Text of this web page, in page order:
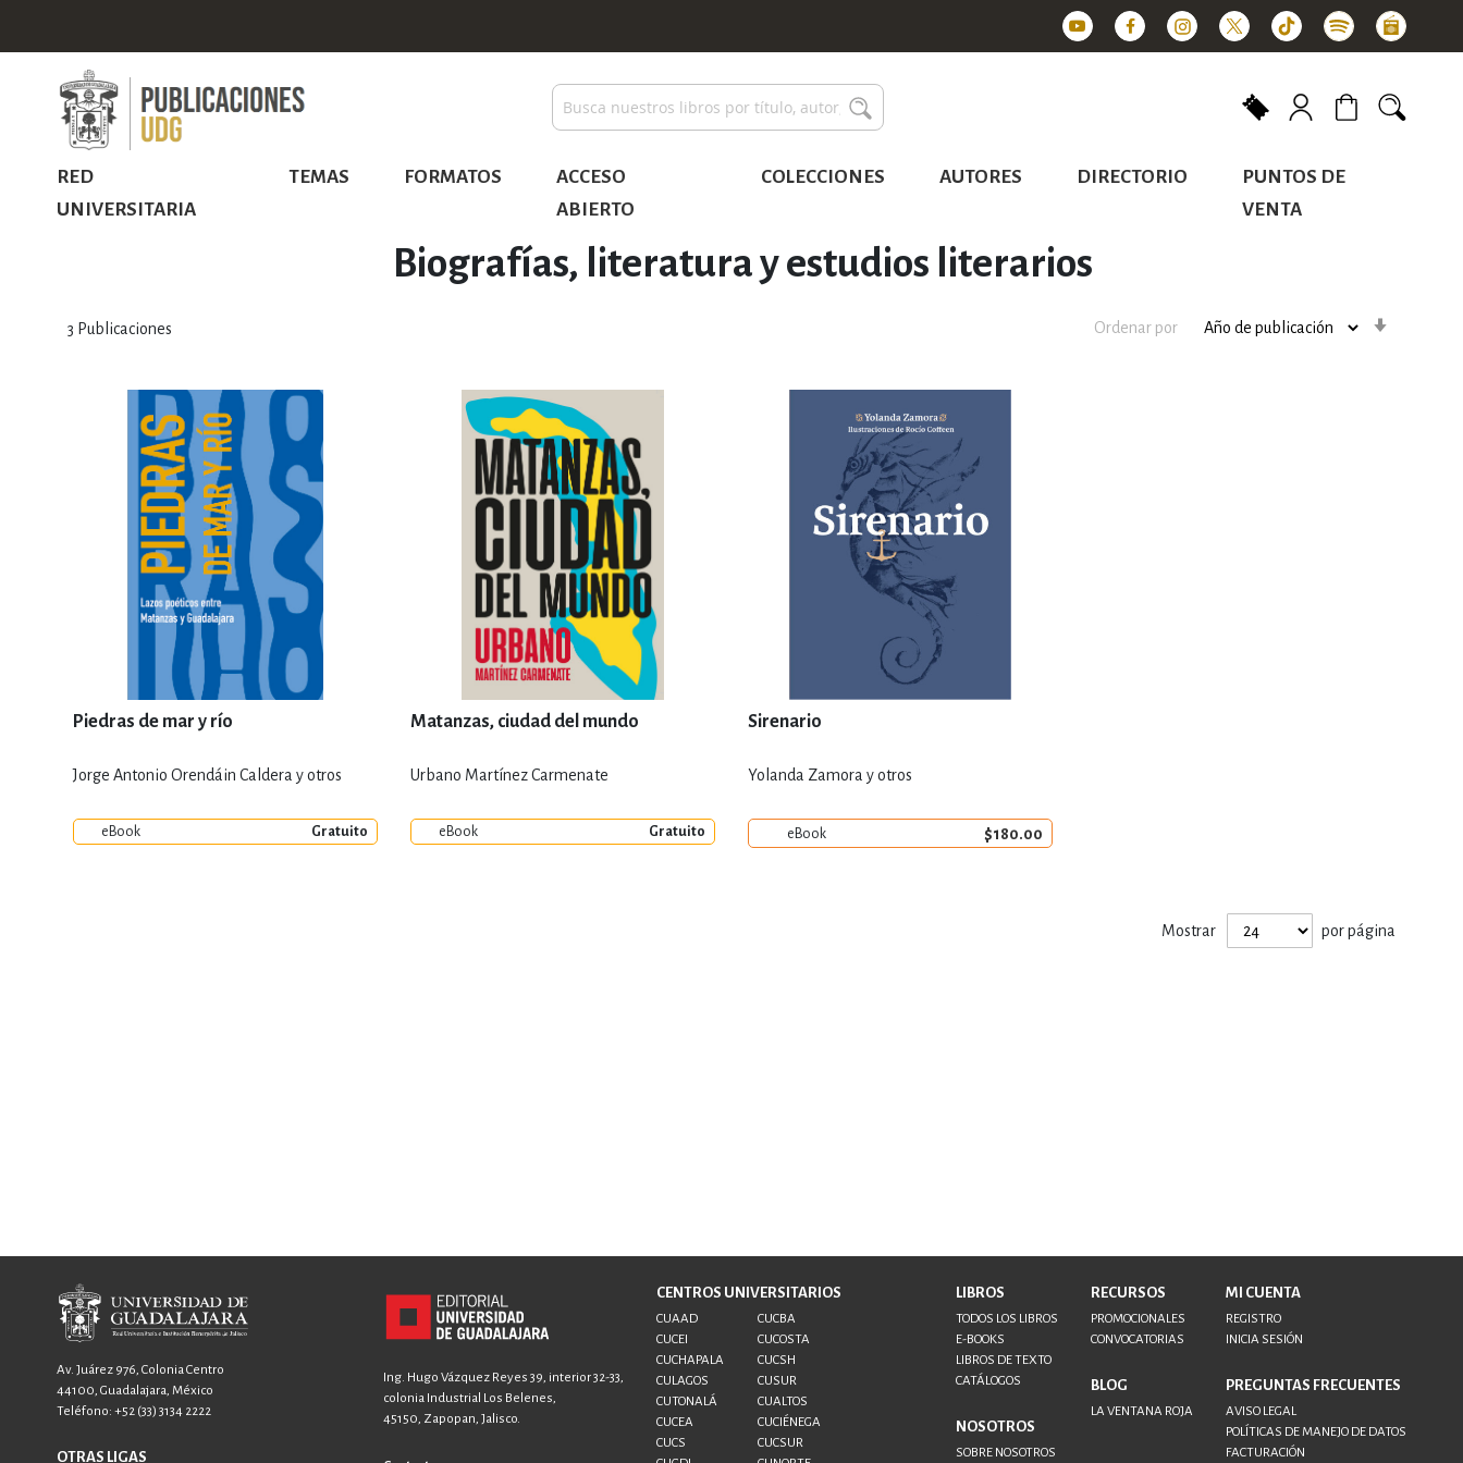
Buscar
RED
UNIVERSITARIA
TEMAS FORMATOS
ACCESO
ABIERTO
COLECCIONES AUTORES DIRECTORIO
PUNTOS DE
VENTA
Biografías, literatura y estudios literarios
3 Publicaciones Ordenar por
Piedras de mar y río
Jorge Antonio Orendáin Caldera y otros
eBook Gratuito
Matanzas, ciudad del mundo
Urbano Martínez Carmenate
eBook Gratuito
Sirenario
Yolanda Zamora y otros
eBook $180.00
Mostrar por página
Av. Juárez 976, Colonia Centro
44100, Guadalajara, México
Teléfono: +52 (33) 3134 2222
OTRAS LIGAS
Ing. Hugo Vázquez Reyes 39, interior 32-33,
colonia Industrial Los Belenes,
45150, Zapopan, Jalisco.
CENTROS UNIVERSITARIOS
CUAAD
CUCBA
CUCEI
CUCOSTA
CUCHAPALA
CUCSH
CULAGOS
CUSUR
CUTONALÁ
CUALTOS
CUCEA
CUCIÉNEGA
CUCS
CUCSUR
LIBROS
TODOS LOS LIBROS
E-BOOKS
LIBROS DE TEXTO
CATÁLOGOS
NOSOTROS
SOBRE NOSOTROS
RECURSOS
PROMOCIONALES
CONVOCATORIAS
BLOG
LA VENTANA ROJA
MI CUENTA
REGISTRO
INICIA SESIÓN
PREGUNTAS FRECUENTES
AVISO LEGAL
POLÍTICAS DE MANEJO DE DATOS
FACTURACIÓN